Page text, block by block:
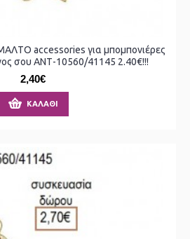
accessories για μπομπονιέρες
σου ΑΝΤ-10560/41145 2.40€!!!
2,40€
ΚΑΛΆΘΙ